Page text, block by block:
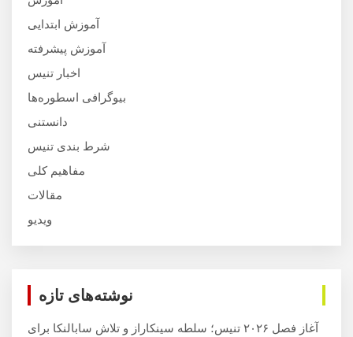
آموزش ابتدایی
آموزش پیشرفته
اخبار تنیس
بیوگرافی اسطوره‌ها
دانستنی
شرط بندی تنیس
مفاهیم کلی
مقالات
ویدیو
نوشته‌های تازه
آغاز فصل ۲۰۲۶ تنیس؛ سلطه سینکاراز و تلاش سابالنکا برای